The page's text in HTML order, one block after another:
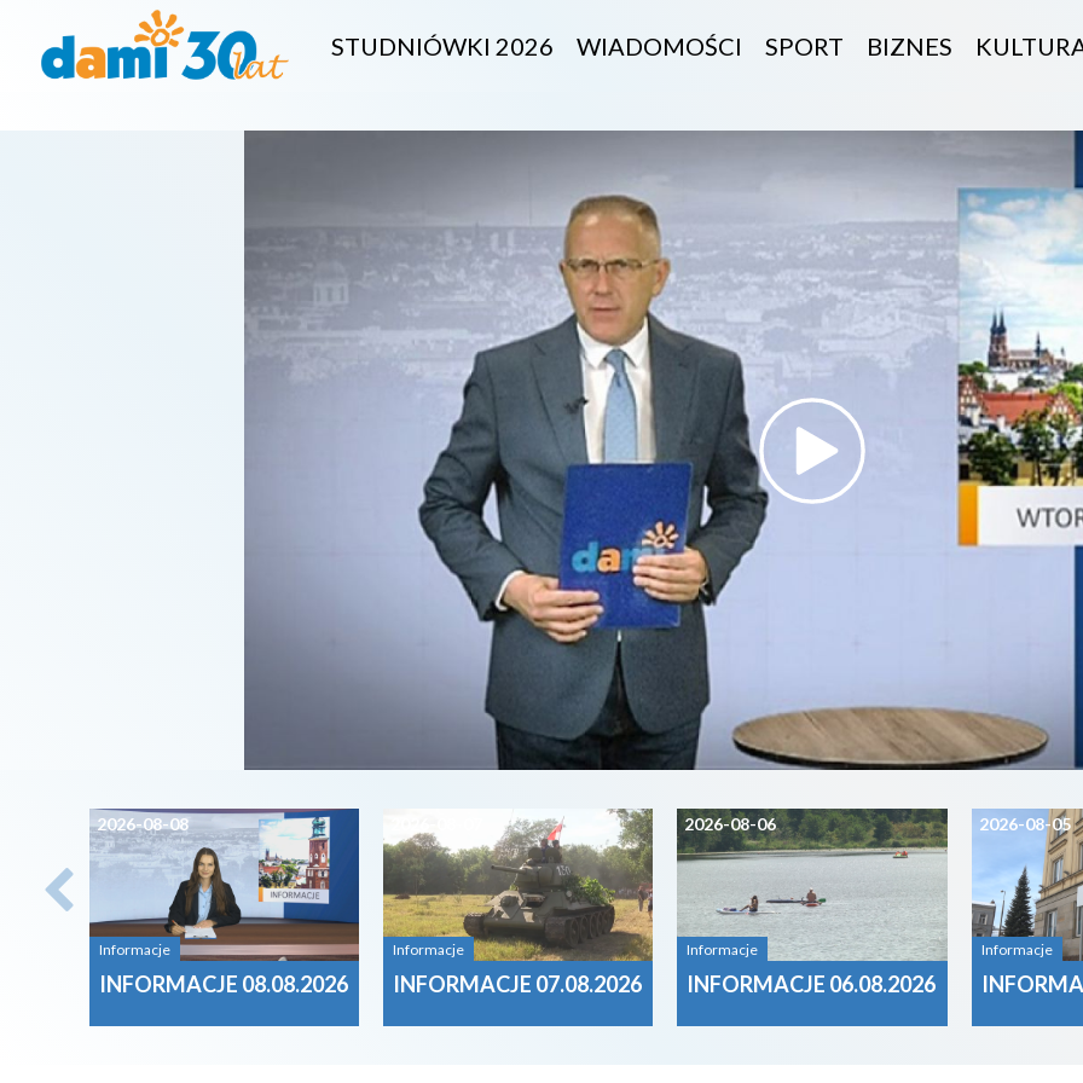
STUDNIÓWKI 2026 WIADOMOŚCI SPORT BIZNES
2026-08-08
Informacje
INFORMACJE 08.08.2026
Informacje
INFORMACJE 07.08.2026
2026-08-06
Informacje
INFORMACJE 06.08.2026
2026-08-05
Informacje